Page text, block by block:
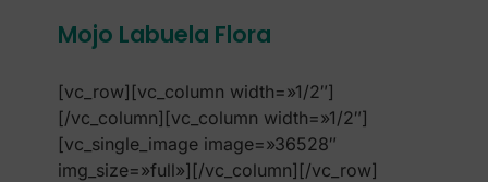
Mojo Labuela Flora
[vc_row][vc_column width=»1/2″]
[/vc_column][vc_column width=»1/2″]
[vc_single_image image=»36528″
img_size=»full»][/vc_column][/vc_row]